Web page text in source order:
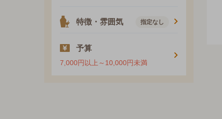
特徴・雰囲気 指定なし
予算
7,000円以上～10,000円未満